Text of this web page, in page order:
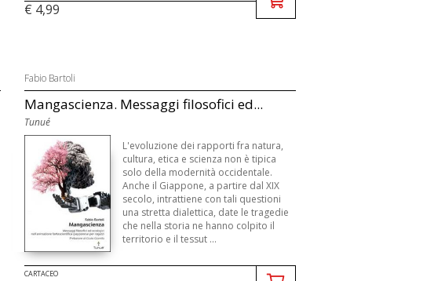
€ 4,99
Fabio Bartoli
Mangascienza. Messaggi filosofici ed...
Tunué
L'evoluzione dei rapporti fra natura,
cultura, etica e scienza non è tipica
solo della modernità occidentale.
Anche il Giappone, a partire dal XIX
secolo, intrattiene con tali questioni
una stretta dialettica, date le tragedie
che nella storia ne hanno colpito il
territorio e il tessut ...
CARTACEO